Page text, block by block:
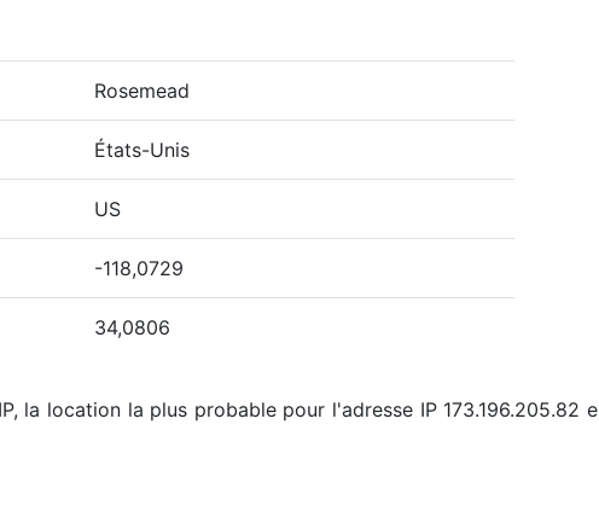
Rosemead
États-Unis
US
-118,0729
34,0806
la location la plus probable pour l'adresse IP 173.196.205.82